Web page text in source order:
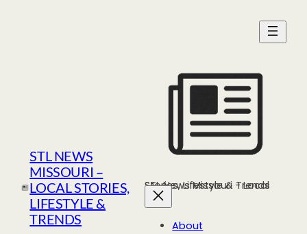
STL NEWS
MISSOURI –
LOCAL STORIES,
LIFESTYLE &
TRENDS
STL News Missouri - Local Stories, Lifestyle & Trends
About